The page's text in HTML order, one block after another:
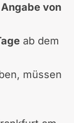
von
ab dem
müssen